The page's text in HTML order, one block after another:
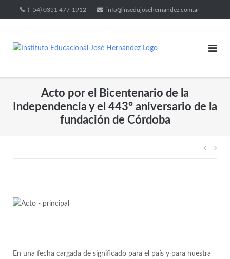
(+54) 0351 477-1912 info@insedujosehernandez.com.ar
Acto por el Bicentenario de la
Independencia y el 443° aniversario de la
fundación de Córdoba
En una fecha cargada de significado para el país y para nuestra